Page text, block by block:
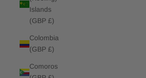
Islands
(GBP £)
Colombia
(GBP £)
Comoros